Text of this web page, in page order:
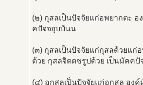
(๒) กุสลเป็นปัจจัยแก่อพยากตะ
คปัจจยุบบันน
(๓) กุสลเป็นปัจจัยแก่กุสลด้วยแก่
ด้วย กุสลจิตตชรูปด้วย เป็นมัคคปั
(๔) อกุสลเป็นปัจจัยแก่อกุสล อง